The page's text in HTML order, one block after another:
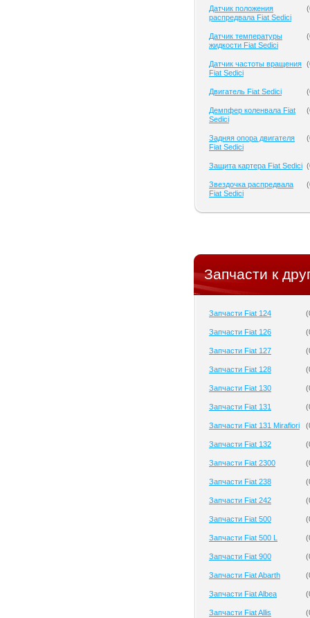
Датчик положения
распредвала Fiat Sedici
(
Датчик температуры
жидкости Fiat Sedici
(
Датчик частоты вращения
Fiat Sedici
(
Двигатель Fiat Sedici (
Демпфер коленвала Fiat
Sedici
(
Задняя опора двигателя
Fiat Sedici
(
Защита картера Fiat Sedici (
Звездочка распредвала
Fiat Sedici
(
Запчасти к
Запчасти Fiat 124 (
Запчасти Fiat 126 (
Запчасти Fiat 127 (
Запчасти Fiat 128 (
Запчасти Fiat 130 (
Запчасти Fiat 131 (
Запчасти Fiat 131 Mirafiori (
Запчасти Fiat 132 (
Запчасти Fiat 2300 (
Запчасти Fiat 238 (
Запчасти Fiat 242 (
Запчасти Fiat 500 (
Запчасти Fiat 500 L (
Запчасти Fiat 900 (
Запчасти Fiat Abarth (
Запчасти Fiat Albea (
Запчасти Fiat Allis (